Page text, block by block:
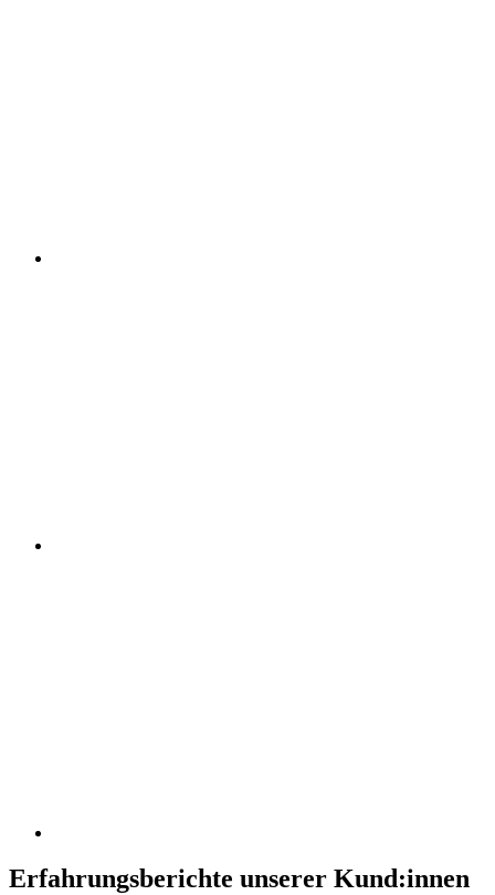
Erfahrungsberichte unserer Kund:innen